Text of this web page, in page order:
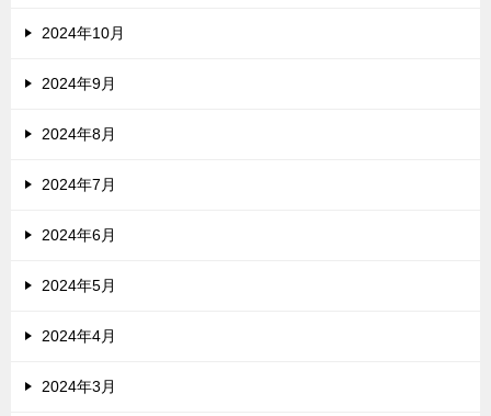
2024年10月
2024年9月
2024年8月
2024年7月
2024年6月
2024年5月
2024年4月
2024年3月